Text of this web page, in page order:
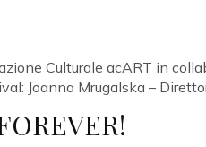
Culturale acART in
Joanna Mrugalska –